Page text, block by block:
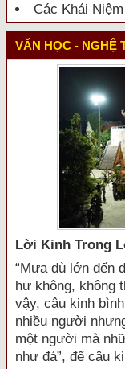
Các Khái
VĂN HỌC - NGHỆ
Lời Kinh Trong
“Mưa dù lớn đến
hư không, không
vậy, câu kinh
nhiều người
một người mà
như đá”, để câu